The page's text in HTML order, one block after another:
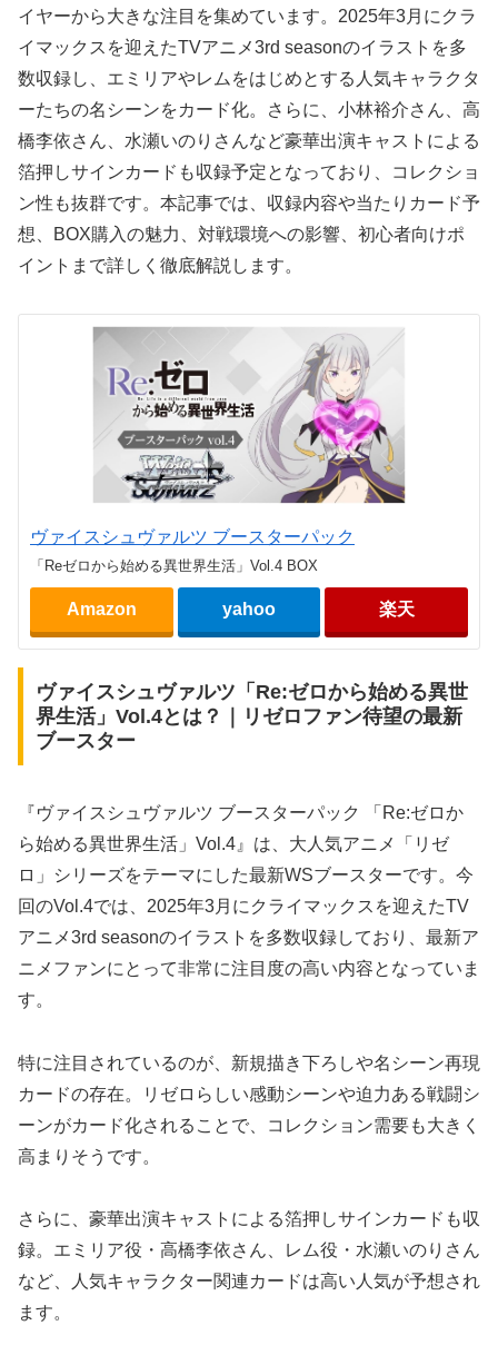
イヤーから大きな注目を集めています。2025年3月にクラ
イマックスを迎えたTVアニメ3rd seasonのイラストを多
数収録し、エミリアやレムをはじめとする人気キャラクタ
ーたちの名シーンをカード化。さらに、小林裕介さん、高
橋李依さん、水瀬いのりさんなど豪華出演キャストによる
箔押しサインカードも収録予定となっており、コレクショ
ン性も抜群です。本記事では、収録内容や当たりカード予
想、BOX購入の魅力、対戦環境への影響、初心者向けポ
イントまで詳しく徹底解説します。
ヴァイスシュヴァルツ ブースターパック
「Reゼロから始める異世界生活」Vol.4 BOX
Amazon yahoo 楽天
ヴァイスシュヴァルツ「Re:ゼロから始める異世
界生活」Vol.4とは？｜リゼロファン待望の最新
ブースター
『ヴァイスシュヴァルツ ブースターパック 「Re:ゼロか
ら始める異世界生活」Vol.4』は、大人気アニメ「リゼ
ロ」シリーズをテーマにした最新WSブースターです。今
回のVol.4では、2025年3月にクライマックスを迎えたTV
アニメ3rd seasonのイラストを多数収録しており、最新ア
ニメファンにとって非常に注目度の高い内容となっていま
す。
特に注目されているのが、新規描き下ろしや名シーン再現
カードの存在。リゼロらしい感動シーンや迫力ある戦闘シ
ーンがカード化されることで、コレクション需要も大きく
高まりそうです。
さらに、豪華出演キャストによる箔押しサインカードも収
録。エミリア役・高橋李依さん、レム役・水瀬いのりさん
など、人気キャラクター関連カードは高い人気が予想され
ます。